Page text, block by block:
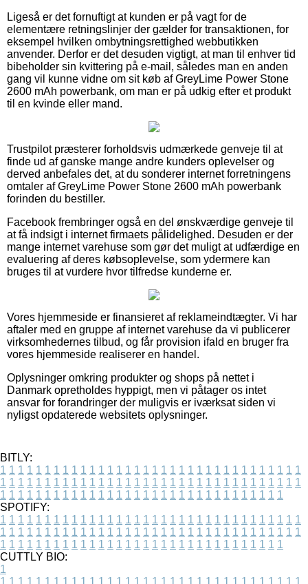
Ligeså er det fornuftigt at kunden er på vagt for de
elementære retningslinjer der gælder for transaktionen, for
eksempel hvilken ombytningsrettighed webbutikken
anvender. Derfor er det desuden vigtigt, at man til enhver tid
bibeholder sin kvittering på e-mail, således man en anden
gang vil kunne vidne om sit køb af GreyLime Power Stone
2600 mAh powerbank, om man er på udkig efter et produkt
til en kvinde eller mand.
Trustpilot præsterer forholdsvis udmærkede genveje til at
finde ud af ganske mange andre kunders oplevelser og
derved anbefales det, at du sonderer internet forretningens
omtaler af GreyLime Power Stone 2600 mAh powerbank
forinden du bestiller.
Facebook frembringer også en del ønskværdige genveje til
at få indsigt i internet firmaets pålidelighed. Desuden er der
mange internet varehuse som gør det muligt at udfærdige en
evaluering af deres købsoplevelse, som ydermere kan
bruges til at vurdere hvor tilfredse kunderne er.
Vores hjemmeside er finansieret af reklameindtægter. Vi har
aftaler med en gruppe af internet varehuse da vi publicerer
virksomhedernes tilbud, og får provision ifald en bruger fra
vores hjemmeside realiserer en handel.
Oplysninger omkring produkter og shops på nettet i
Danmark opretholdes hyppigt, men vi påtager os intet
ansvar for forandringer der muligvis er iværksat siden vi
nyligst opdaterede websitets oplysninger.
BITLY:
1 1 1 1 1 1 1 1 1 1 1 1 1 1 1 1 1 1 1 1 1 1 1 1 1 1 1 1 1 1 1 1 1 1
1 1 1 1 1 1 1 1 1 1 1 1 1 1 1 1 1 1 1 1 1 1 1 1 1 1 1 1 1 1 1 1 1 1
1 1 1 1 1 1 1 1 1 1 1 1 1 1 1 1 1 1 1 1 1 1 1 1 1 1 1 1 1 1 1 1
SPOTIFY:
1 1 1 1 1 1 1 1 1 1 1 1 1 1 1 1 1 1 1 1 1 1 1 1 1 1 1 1 1 1 1 1 1 1
1 1 1 1 1 1 1 1 1 1 1 1 1 1 1 1 1 1 1 1 1 1 1 1 1 1 1 1 1 1 1 1 1 1
1 1 1 1 1 1 1 1 1 1 1 1 1 1 1 1 1 1 1 1 1 1 1 1 1 1 1 1 1 1 1 1
CUTTLY BIO:
1
1 1 1 1 1 1 1 1 1 1 1 1 1 1 1 1 1 1 1 1 1 1 1 1 1 1 1 1 1 1 1 1 1 1